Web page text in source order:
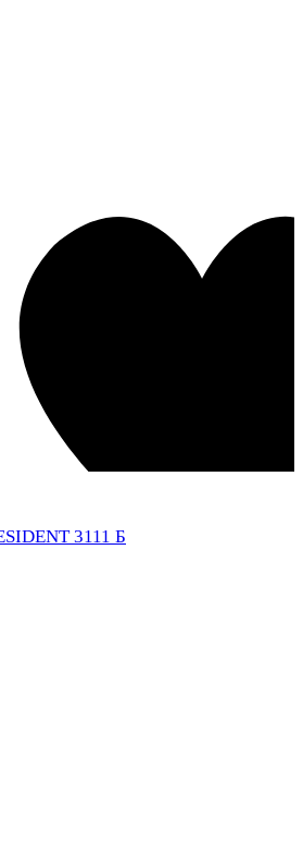
3111 Б